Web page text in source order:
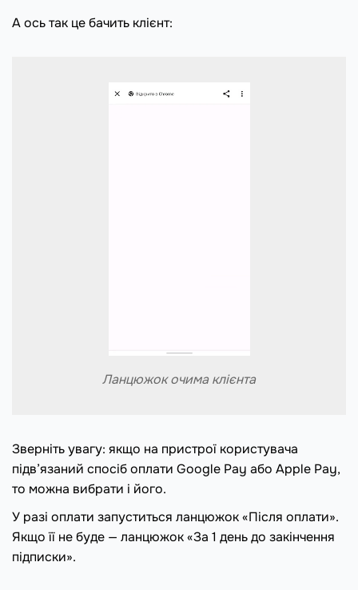
А ось так це бачить клієнт:
Ланцюжок очима клієнта
Зверніть увагу: якщо на пристрої користувача
підв’язаний спосіб оплати Google Pay або Apple Pay,
то можна вибрати і його.
У разі оплати запуститься ланцюжок «Після оплати».
Якщо її не буде — ланцюжок «За 1 день до закінчення
підписки».